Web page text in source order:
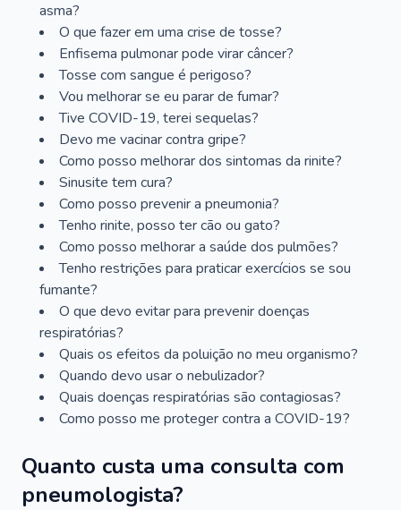
asma?
O que fazer em uma crise de tosse?
Enfisema pulmonar pode virar câncer?
Tosse com sangue é perigoso?
Vou melhorar se eu parar de fumar?
Tive COVID-19, terei sequelas?
Devo me vacinar contra gripe?
Como posso melhorar dos sintomas da rinite?
Sinusite tem cura?
Como posso prevenir a pneumonia?
Tenho rinite, posso ter cão ou gato?
Como posso melhorar a saúde dos pulmões?
Tenho restrições para praticar exercícios se sou
fumante?
O que devo evitar para prevenir doenças
respiratórias?
Quais os efeitos da poluição no meu organismo?
Quando devo usar o nebulizador?
Quais doenças respiratórias são contagiosas?
Como posso me proteger contra a COVID-19?
Quanto custa uma consulta com
pneumologista?